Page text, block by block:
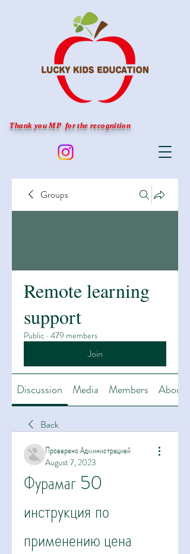
Thank you MP for the recognition
Groups
Remote learning
support
Public · 479 members
Join
Discussion Media Members About
Back
Проверено Администрацией
August 7, 2023
Фурамаг 50
инструкция по
применению цена